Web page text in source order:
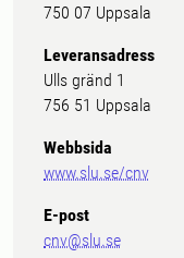
750 07 Uppsala
Leveransadress
Ulls gränd 1
756 51 Uppsala
Webbsida
www.slu.se/cnv
E-post
cnv@slu.se